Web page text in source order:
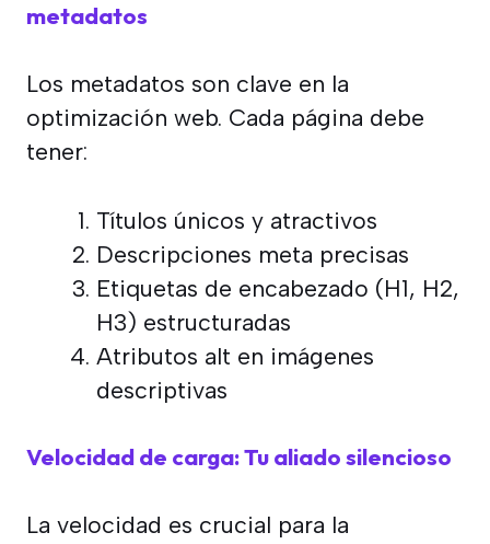
metadatos
Los metadatos son clave en la
optimización web. Cada página debe
tener:
Títulos únicos y atractivos
Descripciones meta precisas
Etiquetas de encabezado (H1, H2,
H3) estructuradas
Atributos alt en imágenes
descriptivas
Velocidad de carga: Tu aliado silencioso
La velocidad es crucial para la